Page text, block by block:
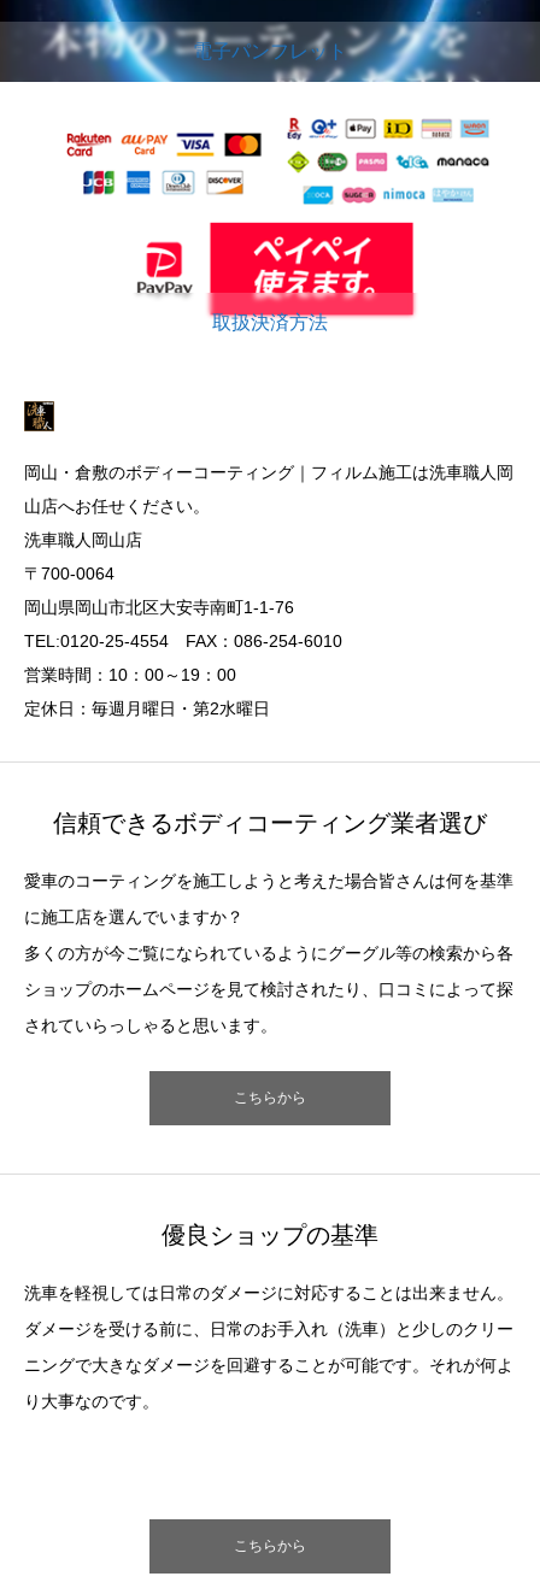
電子パンフレット
取扱決済方法
岡山・倉敷のボディーコーティング｜フィルム施工は洗車職人岡
山店へお任せください。
洗車職人岡山店
〒700-0064
岡山県岡山市北区大安寺南町1-1-76
TEL:0120-25-4554 FAX：086-254-6010
営業時間：10：00～19：00
定休日：毎週月曜日・第2水曜日
信頼できるボディコーティング業者選び
愛車のコーティングを施工しようと考えた場合皆さんは何を基準
に施工店を選んでいますか？
多くの方が今ご覧になられているようにグーグル等の検索から各
ショップのホームページを見て検討されたり、口コミによって探
されていらっしゃると思います。
こちらから
優良ショップの基準
洗車を軽視しては日常のダメージに対応することは出来ません。
ダメージを受ける前に、日常のお手入れ（洗車）と少しのクリー
ニングで大きなダメージを回避することが可能です。それが何よ
り大事なのです。
こちらから